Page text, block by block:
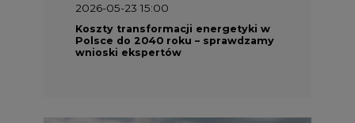
2026-05-23 15:00
Koszty transformacji energetyki w
Polsce do 2040 roku – sprawdzamy
wnioski ekspertów